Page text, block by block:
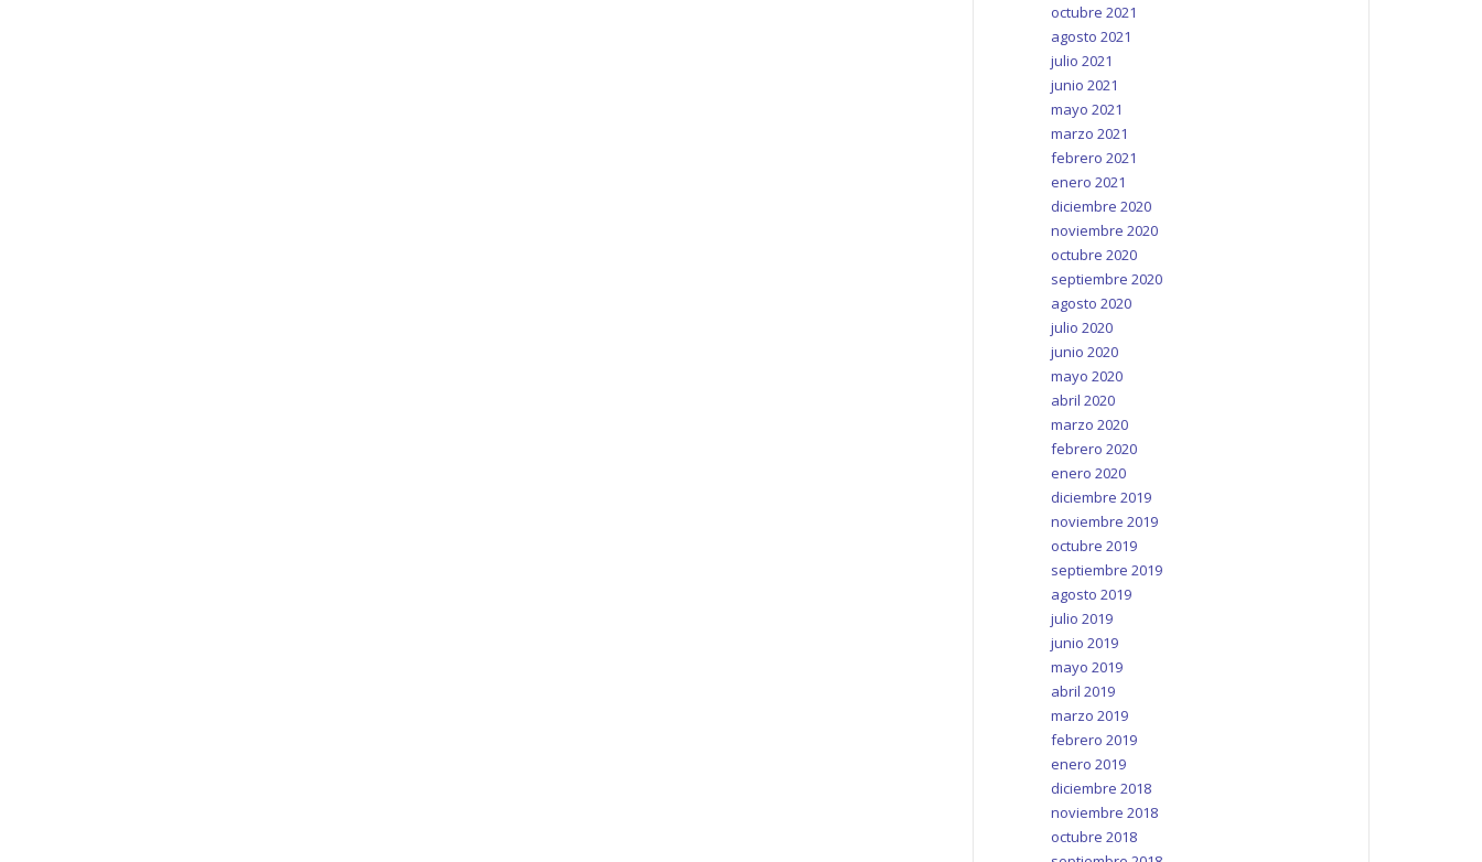
octubre 2021
agosto 2021
julio 2021
junio 2021
mayo 2021
marzo 2021
febrero 2021
enero 2021
diciembre 2020
noviembre 2020
octubre 2020
septiembre 2020
agosto 2020
julio 2020
junio 2020
mayo 2020
abril 2020
marzo 2020
febrero 2020
enero 2020
diciembre 2019
noviembre 2019
octubre 2019
septiembre 2019
agosto 2019
julio 2019
junio 2019
mayo 2019
abril 2019
marzo 2019
febrero 2019
enero 2019
diciembre 2018
noviembre 2018
octubre 2018